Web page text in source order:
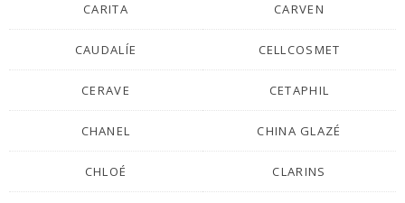
CARITA CARVEN
CAUDALÍE CELLCOSMET
CERAVE CETAPHIL
CHANEL CHINA GLAZÉ
CHLOÉ CLARINS